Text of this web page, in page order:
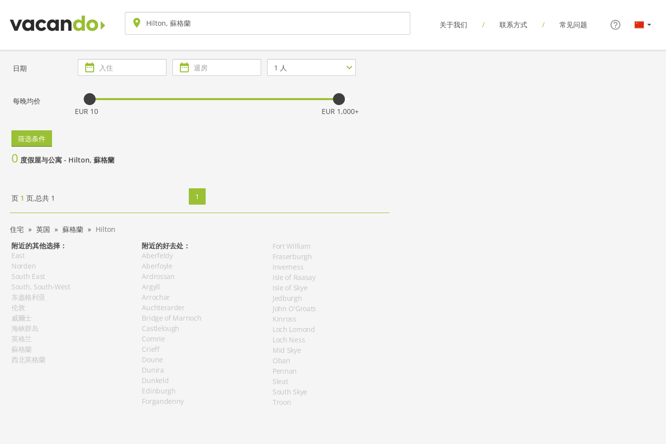
关于我们 联系方式 常见问题
日期
住
房
人
量
每晚均价
EUR 10
EUR 1,000+
筛选条件
0 度假屋与公寓 - Hilton, 蘇格蘭
页 1 页,总共 1 1
住宅 英国 蘇格蘭
Hilton
附近的其他选择：
East
Norden
South East
South, South-West
东盎格利亚
伦敦
威爾士
海峡群岛
英格兰
蘇格蘭
西北英格蘭
附近的好去处：
Aberfeldy
Aberfoyle
Ardrossan
Argyll
Arrochar
Auchterarder
Bridge of Marnoch
Castlelough
Comrie
Crieff
Doune
Dunira
Dunkeld
Edinburgh
Forgandenny
Fort William
Fraserburgh
Inverness
Isle of Raasay
Isle of Skye
Jedburgh
John O'Groats
Kinross
Loch Lomond
Loch Ness
Mid Skye
Oban
Pennan
Sleat
South Skye
Troon